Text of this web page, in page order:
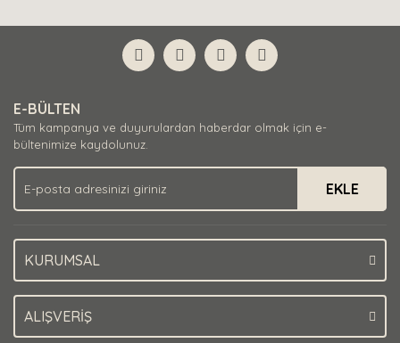
E-BÜLTEN
Tüm kampanya ve duyurulardan haberdar olmak için e-
bültenimize kaydolunuz.
EKLE
KURUMSAL
ALIŞVERİŞ